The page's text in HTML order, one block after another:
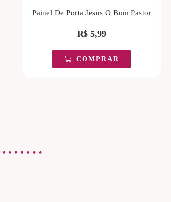
Painel De Porta Jesus O Bom Pastor
R$ 5,99
COMPRAR